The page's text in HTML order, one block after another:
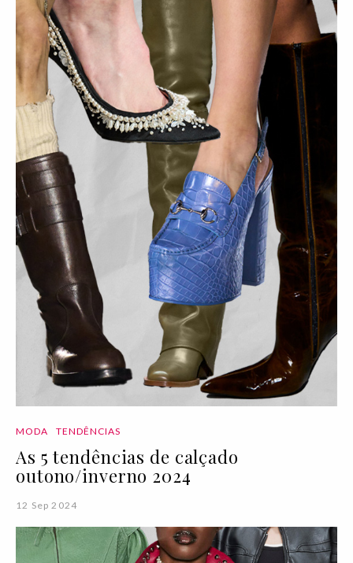
MODA TENDÊNCIAS
As 5 tendências de calçado
outono/inverno 2024
12 Sep 2024